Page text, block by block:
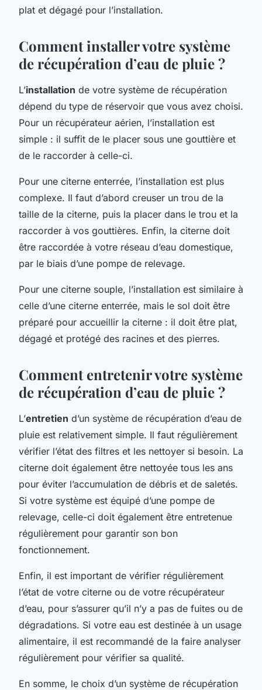
plat et dégagé pour l’installation.
Comment installer votre système
de récupération d’eau de pluie ?
L’installation de votre système de récupération
dépend du type de réservoir que vous avez choisi.
Pour un récupérateur aérien, l’installation est
simple : il suffit de le placer sous une gouttière et
de le raccorder à celle-ci.
Pour une citerne enterrée, l’installation est plus
complexe. Il faut d’abord creuser un trou de la
taille de la citerne, puis la placer dans le trou et la
raccorder à vos gouttières. Enfin, la citerne doit
être raccordée à votre réseau d’eau domestique,
par le biais d’une pompe de relevage.
Pour une citerne souple, l’installation est similaire à
celle d’une citerne enterrée, mais le sol doit être
préparé pour accueillir la citerne : il doit être plat,
dégagé et protégé des racines et des pierres.
Comment entretenir votre système
de récupération d’eau de pluie ?
L’entretien d’un système de récupération d’eau de
pluie est relativement simple. Il faut régulièrement
vérifier l’état des filtres et les nettoyer si besoin. La
citerne doit également être nettoyée tous les ans
pour éviter l’accumulation de débris et de saletés.
Si votre système est équipé d’une pompe de
relevage, celle-ci doit également être entretenue
régulièrement pour garantir son bon
fonctionnement.
Enfin, il est important de vérifier régulièrement
l’état de votre citerne ou de votre récupérateur
d’eau, pour s’assurer qu’il n’y a pas de fuites ou de
dégradations. Si votre eau est destinée à un usage
alimentaire, il est recommandé de la faire analyser
régulièrement pour vérifier sa qualité.
En somme, le choix d’un système de récupération